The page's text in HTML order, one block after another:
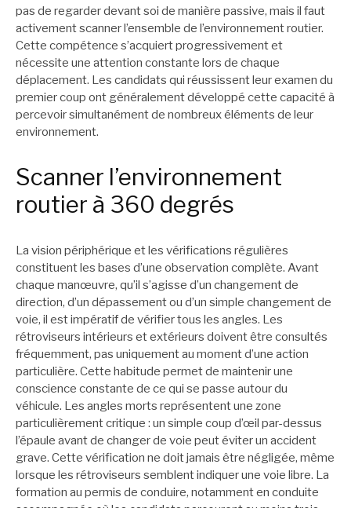
pas de regarder devant soi de manière passive, mais il faut
activement scanner l’ensemble de l’environnement routier.
Cette compétence s’acquiert progressivement et
nécessite une attention constante lors de chaque
déplacement. Les candidats qui réussissent leur examen du
premier coup ont généralement développé cette capacité à
percevoir simultanément de nombreux éléments de leur
environnement.
Scanner l’environnement
routier à 360 degrés
La vision périphérique et les vérifications régulières
constituent les bases d’une observation complète. Avant
chaque manœuvre, qu’il s’agisse d’un changement de
direction, d’un dépassement ou d’un simple changement de
voie, il est impératif de vérifier tous les angles. Les
rétroviseurs intérieurs et extérieurs doivent être consultés
fréquemment, pas uniquement au moment d’une action
particulière. Cette habitude permet de maintenir une
conscience constante de ce qui se passe autour du
véhicule. Les angles morts représentent une zone
particulièrement critique : un simple coup d’œil par-dessus
l’épaule avant de changer de voie peut éviter un accident
grave. Cette vérification ne doit jamais être négligée, même
lorsque les rétroviseurs semblent indiquer une voie libre. La
formation au permis de conduire, notamment en conduite